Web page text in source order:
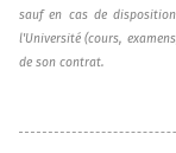
sauf en cas de
l'Université (cours,
de son contrat.